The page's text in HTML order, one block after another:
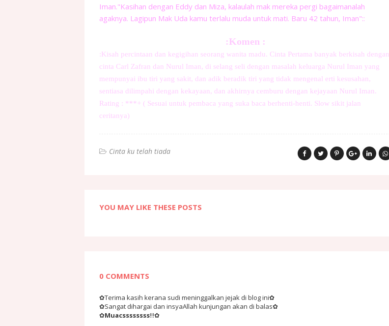
Iman."Kasihan dengan Eddy dan Miza, kalaulah mak mereka pergi bagaimanalah
agaknya. Lagipun Mak Uda kamu terlalu muda untuk mati. Baru 42 tahun, Iman"::
:Komen :
:Kisah percintaan dan kegigihan seorang wanita madu. Cinta Pertama banyak berkisah dengan
cinta Carl Zafran dan Nurul Iman, di selang seli dengan masalah keluarga Nurul Iman yang
mempunyai ibu tiri yang sakit, dan adik beradik tiri yang tidak mengenal erti kesusahan,
sentiasa dilimpahi dengan kekayaan, dan akhirnya cemburu dengan kejayaan Nurul Iman.
Rating : ***+ ( Sesuai untuk pembaca yang suka baca berhenti-henti. Slow sikit jalan
ceritanya)
Cinta ku telah tiada
YOU MAY LIKE THESE POSTS
0 COMMENTS
✿Terima kasih kerana sudi meninggalkan jejak di blog ini✿
✿Sangat dihargai dan insyaAllah kunjungan akan di balas✿
✿Muacssssssss!!!✿